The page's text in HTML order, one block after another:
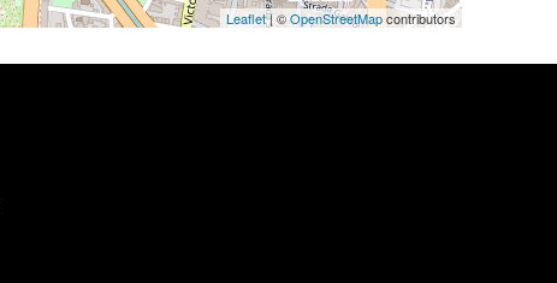
Leaflet| ©OpenStreetMapcontributors